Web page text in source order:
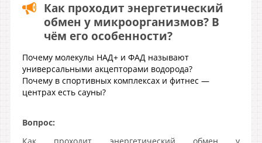
Как проходит энергетический
обмен у микроорганизмов? В
чём его особенности?
Почему молекулы НАД+ и ФАД называют
универсальными акцепторами водорода?
Почему в спортивных комплексах и фитнес —
центрах есть сауны?
Вопрос: